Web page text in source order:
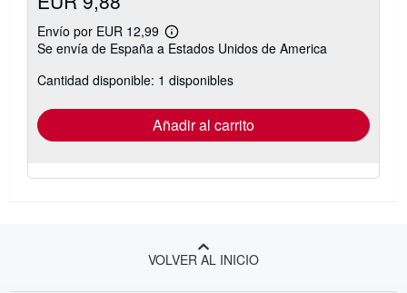
Envío por EUR 12,99
Más
información
las
tarifas
envío
Se envía de España a Estados Unidos de America
Cantidad disponible: 1 disponibles
Añadir al carrito
VOLVER AL INICIO